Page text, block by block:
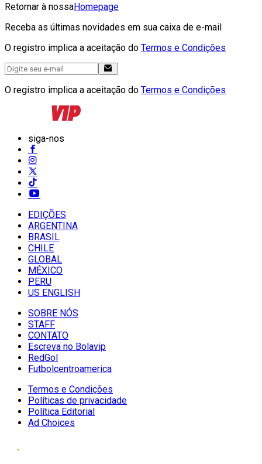
Retornar à nossaHomepage
Receba as últimas novidades em sua caixa de e-mail
O registro implica a aceitação do Termos e Condições
O registro implica a aceitação do Termos e Condições
siga-nos
EDIÇÕES
ARGENTINA
BRASIL
CHILE
GLOBAL
MÉXICO
PERU
US ENGLISH
SOBRE NÓS
STAFF
CONTATO
Escreva no Bolavip
RedGol
Futbolcentroamerica
Termos e Condições
Políticas de privacidade
Política Editorial
Ad Choices